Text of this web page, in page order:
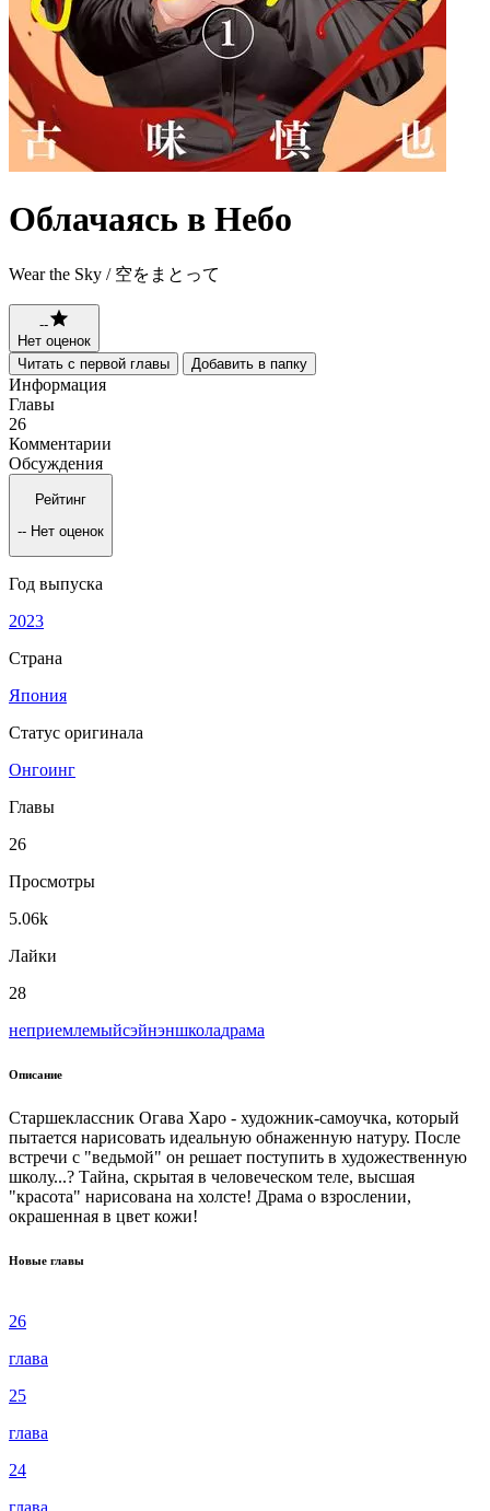
Облачаясь в Небо
Wear the Sky / 空をまとって
--
Нет оценок
Читать с первой главы
Добавить в папку
Информация
Главы
26
Комментарии
Обсуждения
Рейтинг
-- Нет оценок
Год выпуска
2023
Страна
Япония
Статус оригинала
Онгоинг
Главы
26
Просмотры
5.06k
Лайки
28
неприемлемыйсэйнэншколадрама
Описание
Старшеклассник Огава Харо - художник-самоучка, который
пытается нарисовать идеальную обнаженную натуру. После
встречи с "ведьмой" он решает поступить в художественную
школу...? Тайна, скрытая в человеческом теле, высшая
"красота" нарисована на холсте! Драма о взрослении,
окрашенная в цвет кожи!
Новые главы
26
глава
25
глава
24
глава